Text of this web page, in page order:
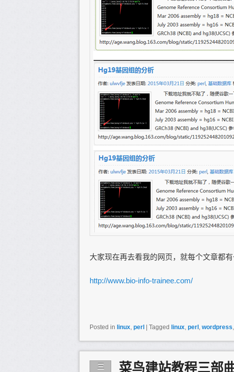
大家现在再去看我的网页，就每个文章都有
http://www.bio-info-trainee.com/
Posted in linux, perl Tagged linux, perl , wordpress,
三 菜鸟建站教程三部